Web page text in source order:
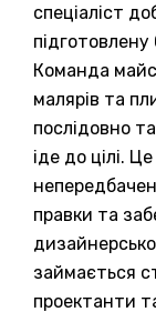
спеціаліст
Команда
малярів та
послідовно
іде до цілі.
правки та
займається
проектанти